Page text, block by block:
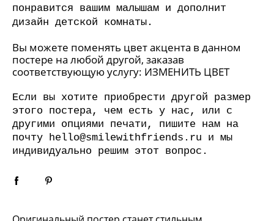
понравится вашим малышам и дополнит
дизайн детской комнаты.
Вы можете поменять цвет акцента в данном
постере на любой другой, заказав
соответствующую услугу: ИЗМЕНИТЬ ЦВЕТ
Если вы хотите приобрести другой размер
этого постера, чем есть у нас, или с
другими опциями печати, пишите нам на
почту hello@smilewithfriends.ru и мы
индивидуально решим этот вопрос.